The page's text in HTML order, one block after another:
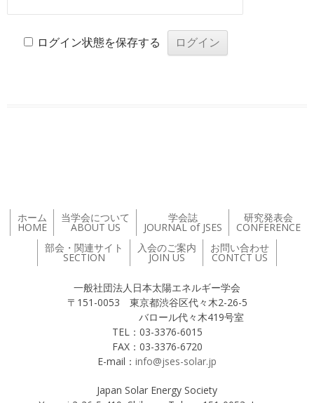
ログイン状態を保存する
ホーム
HOME
当学会について
ABOUT US
学会誌
JOURNAL of JSES
研究発表会
CONFERENCE
部会・関連サイト
SECTION
入会のご案内
JOIN US
お問い合わせ
CONTCT US
一般社団法人日本太陽エネルギー学会
〒151-0053 東京都渋谷区代々木2-26-5
バロール代々木419号室
TEL：03-3376-6015
FAX：03-3376-6720
E-mail： info@jses-solar.jp
Japan Solar Energy Society